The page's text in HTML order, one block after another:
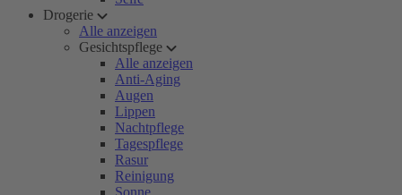
Drogerie
Alle anzeigen
Gesichtspflege
Alle anzeigen
Anti-Aging
Augen
Lippen
Nachtpflege
Tagespflege
Rasur
Reinigung
Sonne